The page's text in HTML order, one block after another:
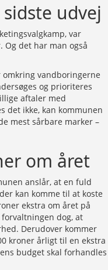
udvej
var
det har man også
vandboringerne
og prioriteres
aftaler med
det ikke, kan kommunen
mest sårbare marker –
om året
anslår, at en fuld
kan komme til at koste
ekstra om året på
dog, at
Derudover kommer
kroner årligt til en ekstra
budget skal forhandles